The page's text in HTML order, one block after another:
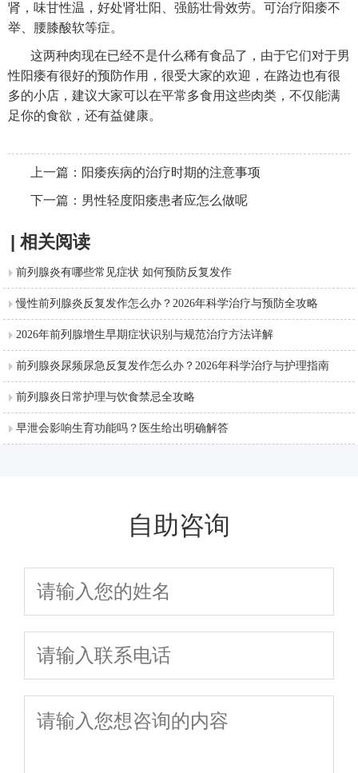
肾，味甘性温，好处肾壮阳、强筋壮骨效劳。可治疗阳痿不
举、腰膝酸软等症。
这两种肉现在已经不是什么稀有食品了，由于它们对于男
性阳痿有很好的预防作用，很受大家的欢迎，在路边也有很
多的小店，建议大家可以在平常多食用这些肉类，不仅能满
足你的食欲，还有益健康。
上一篇： 阳痿疾病的治疗时期的注意事项
下一篇： 男性轻度阳痿患者应怎么做呢
| 相关阅读
前列腺炎有哪些常见症状 如何预防反复发作
慢性前列腺炎反复发作怎么办？2026年科学治疗与预防全攻略
2026年前列腺增生早期症状识别与规范治疗方法详解
前列腺炎尿频尿急反复发作怎么办？2026年科学治疗与护理指南
前列腺炎日常护理与饮食禁忌全攻略
早泄会影响生育功能吗？医生给出明确解答
自助咨询